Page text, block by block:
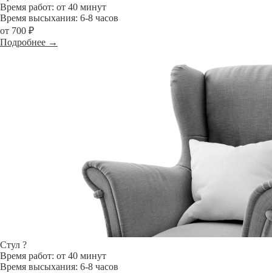
Время работ: от 40 минут
Время высыхания: 6-8 часов
от 700 ₽
Подробнее →
Стул ?
Время работ: от 40 минут
Время высыхания: 6-8 часов